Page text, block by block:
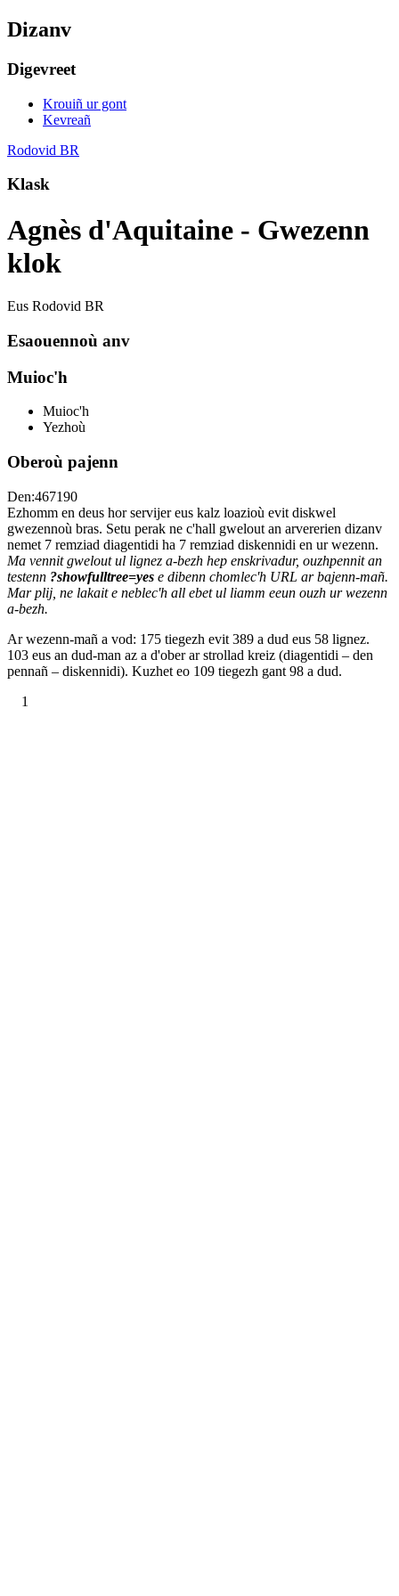
Dizanv
Digevreet
Krouiñ ur gont
Kevreañ
Rodovid BR
Klask
Agnès d'Aquitaine - Gwezenn
klok
Eus Rodovid BR
Esaouennoù anv
Muioc'h
Muioc'h
Yezhoù
Oberoù pajenn
Den:467190
Ezhomm en deus hor servijer eus kalz loazioù evit diskwel
gwezennoù bras. Setu perak ne c'hall gwelout an arvererien dizanv
nemet 7 remziad diagentidi ha 7 remziad diskennidi en ur wezenn.
Ma vennit gwelout ul lignez a-bezh hep enskrivadur, ouzhpennit an
testenn ?showfulltree=yes e dibenn chomlec'h URL ar bajenn-mañ.
Mar plij, ne lakait e neblec'h all ebet ul liamm eeun ouzh ur wezenn
a-bezh.
Ar wezenn-mañ a vod: 175 tiegezh evit 389 a dud eus 58 lignez.
103 eus an dud-man az a d'ober ar strollad kreiz (diagentidi – den
pennañ – diskennidi). Kuzhet eo 109 tiegezh gant 98 a dud.
1